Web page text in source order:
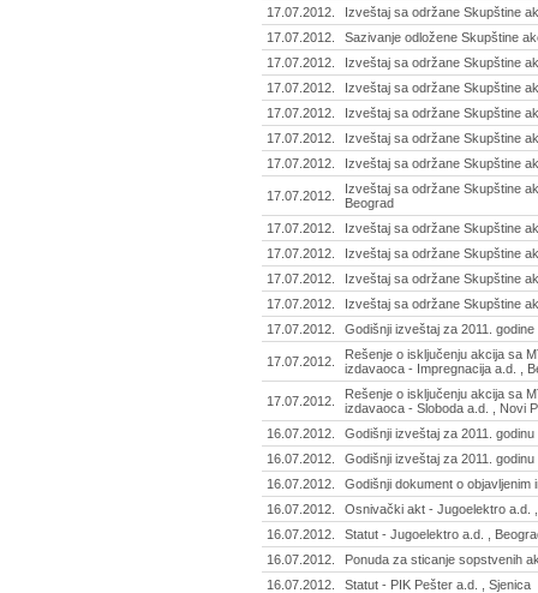
17.07.2012.
Izveštaj sa održane Skupštine
17.07.2012.
Sazivanje odložene Skupštine
17.07.2012.
Izveštaj sa održane Skupštine
17.07.2012.
Izveštaj sa održane Skupštine
17.07.2012.
Izveštaj sa održane Skupštine
17.07.2012.
Izveštaj sa održane Skupštine
17.07.2012.
Izveštaj sa održane Skupštine
17.07.2012.
Izveštaj sa održane Skupštine
Beograd
17.07.2012.
Izveštaj sa održane Skupštine
17.07.2012.
Izveštaj sa održane Skupštine
17.07.2012.
Izveštaj sa održane Skupštine
17.07.2012.
Izveštaj sa održane Skupštine
17.07.2012.
Godišnji izveštaj za 2011.
17.07.2012.
Rešenje o isključenju akcija sa
izdavaoca - Impregnacija a.d. ,
17.07.2012.
Rešenje o isključenju akcija sa
izdavaoca - Sloboda a.d. , Novi
16.07.2012.
Godišnji izveštaj za 2011.
16.07.2012.
Godišnji izveštaj za 2011.
16.07.2012.
Godišnji dokument o
16.07.2012.
Osnivački akt - Jugoelektro a.d.
16.07.2012.
Statut - Jugoelektro a.d. ,
16.07.2012.
Ponuda za sticanje sopstvenih
16.07.2012.
Statut - PIK Pešter a.d. , Sjenica